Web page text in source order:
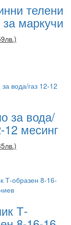
телени
за маркучи
за вода/
12 месинг
Т-